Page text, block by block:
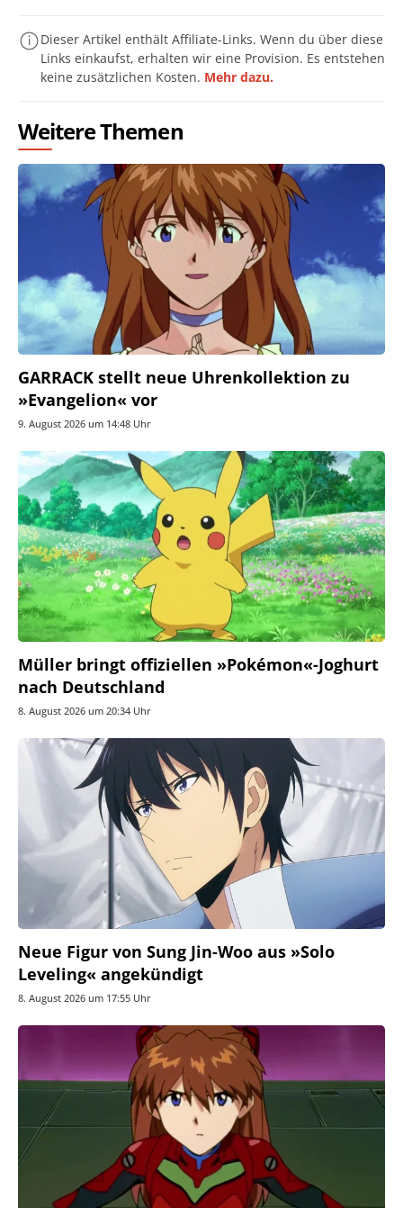
Dieser Artikel enthält Affiliate-Links. Wenn du über diese
Links einkaufst, erhalten wir eine Provision. Es entstehen
keine zusätzlichen Kosten. Mehr dazu.
Weitere Themen
GARRACK stellt neue Uhrenkollektion zu
»Evangelion« vor
9. August 2026 um 14:48 Uhr
Müller bringt offiziellen »Pokémon«-Joghurt
nach Deutschland
8. August 2026 um 20:34 Uhr
Neue Figur von Sung Jin-Woo aus »Solo
Leveling« angekündigt
8. August 2026 um 17:55 Uhr